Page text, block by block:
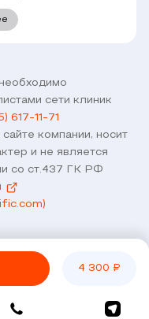
сети клиник
617-11-71
компании, носит
и не является
со ст.437 ГК РФ
4 300 ₽